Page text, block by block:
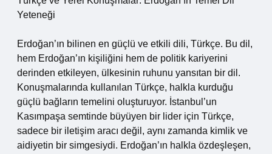
Yeteneği
Erdoğan’ın bilinen en güçlü ve etkili dili, Türkçe. Bu dil,
hem Erdoğan’ın kişiliğini hem de politik kariyerini
derinden etkileyen, ülkesinin ruhunu yansıtan bir dil.
Konuşmalarında kullanılan Türkçe, halkla kurduğu
güçlü bağların temelini oluşturuyor. İstanbul’un
Kasımpaşa semtinde büyüyen bir lider için Türkçe,
sadece bir iletişim aracı değil, aynı zamanda kimlik ve
aidiyetin bir simgesiydi. Erdoğan’ın halkla özdeşleşen,